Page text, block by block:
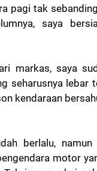
pagi tak
saya
markas, saya
seharusnya lebar
kendaraan
berlalu,
motor